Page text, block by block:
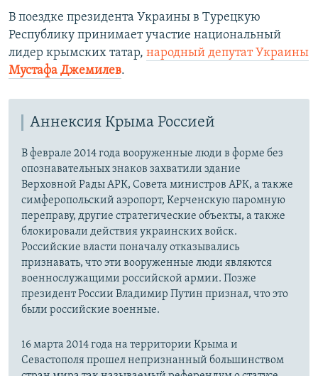
В поездке президента Украины в Турецкую
Республику принимает участие национальный
лидер крымских татар, народный депутат Украины
Мустафа Джемилев.​
Аннексия Крыма Россией
В феврале 2014 года вооруженные люди в форме без
опознавательных знаков захватили здание
Верховной Рады АРК, Совета министров АРК, а также
симферопольский аэропорт, Керченскую паромную
переправу, другие стратегические объекты, а также
блокировали действия украинских войск.
Российские власти поначалу отказывались
признавать, что эти вооруженные люди являются
военнослужащими российской армии. Позже
президент России Владимир Путин признал, что это
были российские военные.
16 марта 2014 года на территории Крыма и
Севастополя прошел непризнанный большинством